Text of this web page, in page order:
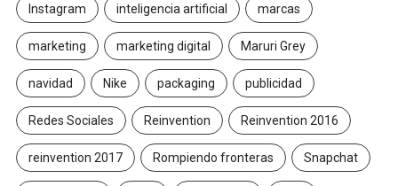
Instagram inteligencia artificial marcas
marketing marketing digital Maruri Grey
navidad Nike packaging publicidad
Redes Sociales Reinvention Reinvention 2016
reinvention 2017 Rompiendo fronteras Snapchat